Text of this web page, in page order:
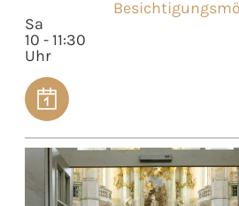
Sa
10 - 11:30
Uhr